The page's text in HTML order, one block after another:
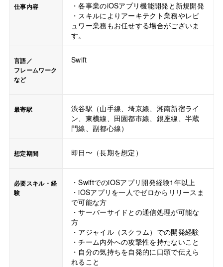
仕事内容
・各事業のiOSアプリ機能開発と新規開発
・スキルによりアーキテクト業務やレビ
ュワー業務もお任せする場合がございま
す。
言語／
フレームワーク
など
Swift
最寄駅
渋谷駅（山手線、埼京線、湘南新宿ライ
ン、東横線、田園都市線、銀座線、半蔵
門線、副都心線）
想定期間 即日〜（長期を想定）
必要スキル・経
験
・SwiftでのiOSアプリ開発経験1年以上
・iOSアプリを一人でゼロからリリースま
で可能な方
・サーバーサイドとの通信処理が可能な
方
・アジャイル（スクラム）での開発経験
・チーム内外への攻撃性を持たないこと
・自分の気持ちを自発的に口頭で伝えら
れること